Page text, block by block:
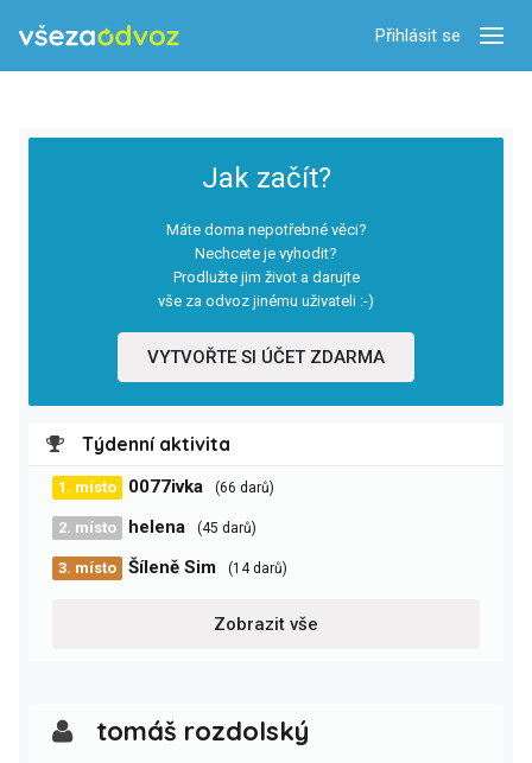
Přihlásit se
Jak začít?
Máte doma nepotřebné věci?
Nechcete je vyhodit?
Prodlužte jim život a darujte
vše za odvoz jinému uživateli :-)
VYTVOŘTE SI ÚČET ZDARMA
Týdenní aktivita
1. místo 0077ivka (66 darů)
2. místo helena (45 darů)
3. místo Šíleně Sim (14 darů)
Zobrazit vše
tomáš rozdolský